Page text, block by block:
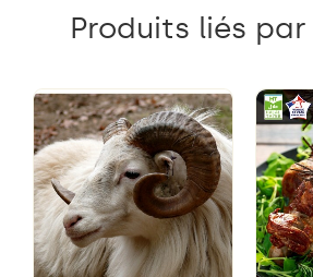
Produits liés